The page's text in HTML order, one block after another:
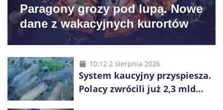
Paragony grozy pod lupą. Nowe
dane z wakacyjnych kurortów
10:12 2 sierpnia 2026
System kaucyjny przyspiesza.
Polacy zwrócili już 2,3 mld